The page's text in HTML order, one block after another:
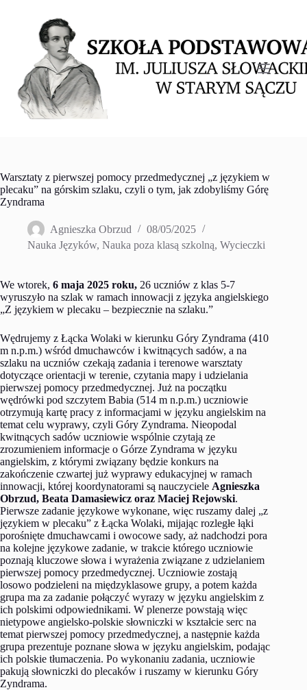
Warsztaty z pierwszej pomocy przedmedycznej „z językiem w
plecaku” na górskim szlaku, czyli o tym, jak zdobyliśmy Górę
Zyndrama
Agnieszka Obrzud
08/05/2025
Nauka Języków, Nauka poza klasą szkolną, Wycieczki
We wtorek, 6 maja 2025 roku, 26 uczniów z klas 5-7
wyruszyło na szlak w ramach innowacji z języka angielskiego
„Z językiem w plecaku – bezpiecznie na szlaku.”
Wędrujemy z Łącka Wolaki w kierunku Góry Zyndrama (410
m n.p.m.) wśród dmuchawców i kwitnących sadów, a na
szlaku na uczniów czekają zadania i terenowe warsztaty
dotyczące orientacji w terenie, czytania mapy i udzielania
pierwszej pomocy przedmedycznej. Już na początku
wędrówki pod szczytem Babia (514 m n.p.m.) uczniowie
otrzymują kartę pracy z informacjami w języku angielskim na
temat celu wyprawy, czyli Góry Zyndrama. Nieopodal
kwitnących sadów uczniowie wspólnie czytają ze
zrozumieniem informacje o Górze Zyndrama w języku
angielskim, z którymi związany będzie konkurs na
zakończenie czwartej już wyprawy edukacyjnej w ramach
innowacji, której koordynatorami są nauczyciele Agnieszka
Obrzud, Beata Damasiewicz oraz Maciej Rejowski.
Pierwsze zadanie językowe wykonane, więc ruszamy dalej „z
językiem w plecaku” z Łącka Wolaki, mijając rozległe łąki
porośnięte dmuchawcami i owocowe sady, aż nadchodzi pora
na kolejne językowe zadanie, w trakcie którego uczniowie
poznają kluczowe słowa i wyrażenia związane z udzielaniem
pierwszej pomocy przedmedycznej. Uczniowie zostają
losowo podzieleni na międzyklasowe grupy, a potem każda
grupa ma za zadanie połączyć wyrazy w języku angielskim z
ich polskimi odpowiednikami. W plenerze powstają więc
nietypowe angielsko-polskie słowniczki w kształcie serc na
temat pierwszej pomocy przedmedycznej, a następnie każda
grupa prezentuje poznane słowa w języku angielskim, podając
ich polskie tłumaczenia. Po wykonaniu zadania, uczniowie
pakują słowniczki do plecaków i ruszamy w kierunku Góry
Zyndrama.